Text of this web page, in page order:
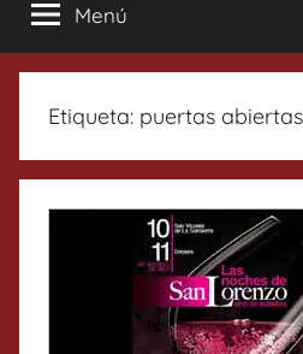
Menú
Etiqueta: puertas